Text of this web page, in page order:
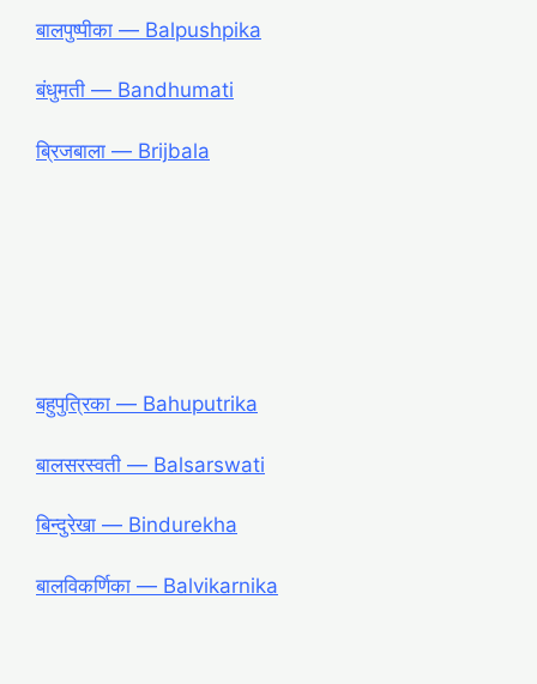
बालपुष्पीका ― Balpushpika
बंधुमती ― Bandhumati
ब्रिजबाला ― Brijbala
बहुपुत्रिका ― Bahuputrika
बालसरस्वती ― Balsarswati
बिन्दुरेखा ― Bindurekha
बालविकर्णिका ― Balvikarnika